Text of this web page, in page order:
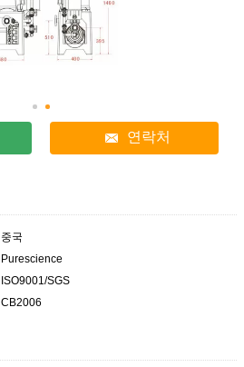
연락처
중국
Purescience
ISO9001/SGS
CB2006